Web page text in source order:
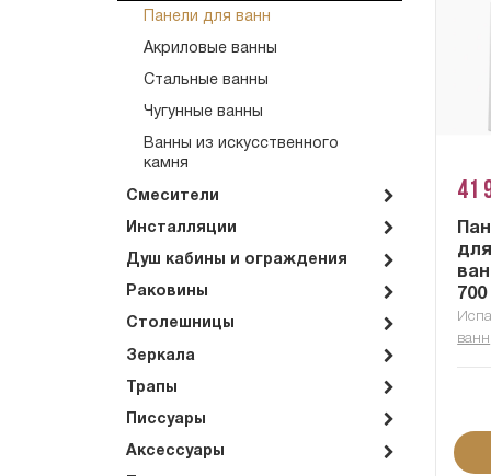
Панели для ванн
Акриловые ванны
Стальные ванны
Чугунные ванны
Ванны из искусственного
камня
Смесители
Инсталляции
Душ кабины и ограждения
Раковины
Столешницы
Зеркала
Трапы
Писсуары
Аксессуары
41
ванн